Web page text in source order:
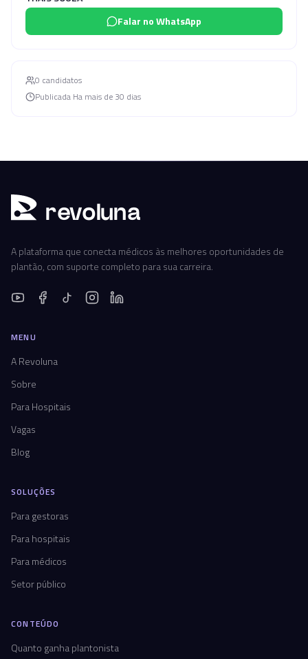
Falar no WhatsApp
0 candidatos
Publicada Ha mais de 30 dias
revoluna
A plataforma que conecta médicos às melhores oportunidades de
plantão, com suporte completo para sua carreira.
MENU
A Revoluna
Sobre
Para Hospitais
Vagas
Blog
SOLUÇÕES
Para gestoras
Para hospitais
Para médicos
Setor público
CONTEÚDO
Quanto ganha plantonista